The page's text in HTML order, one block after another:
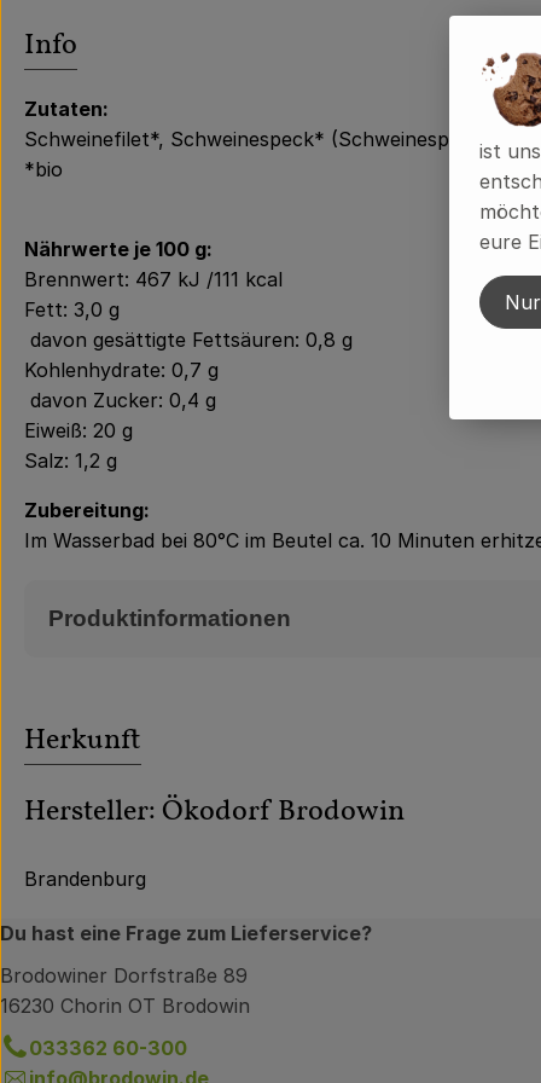
Es wurden
Info
Zutaten:
Schweinefilet*, Schweinespeck* (Schweinespeck*,
*bio
Nährwerte je 100 g:
Brennwert: 467 kJ /111 kcal
Fett: 3,0 g
davon gesättigte Fettsäuren: 0,8 g
Kohlenhydrate: 0,7 g
davon Zucker: 0,4 g
Eiweiß: 20 g
Salz: 1,2 g
Zubereitung:
Im Wasserbad bei 80°C im Beutel ca. 10 Minuten
Produktinformationen
Herkunft
Hersteller: Ökodorf Brodowin
Brandenburg
Du hast eine Frage zum Lieferservice?
Brodowiner Dorfstraße 89
16230 Chorin OT Brodowin
033362 60-300
info@brodowin.de
ist
eure